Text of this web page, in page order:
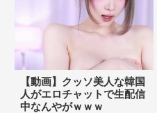
【動画】クッソ美人な韓国
人がエロチャットで生配信
中なんやがｗｗｗ